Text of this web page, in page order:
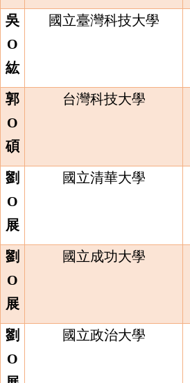
吳
O
紘
國立臺灣科技大學
郭
O
碩
台灣科技大學
劉
O
展
國立清華大學
劉
O
展
國立成功大學
劉
O
國立政治大學